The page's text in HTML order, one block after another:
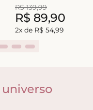
R$ 139,99
R$ 89,90
2x de R$ 54,99